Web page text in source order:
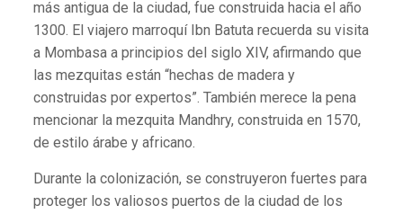
más antigua de la ciudad, fue construida hacia el año
1300. El viajero marroquí Ibn Batuta recuerda su visita
a Mombasa a principios del siglo XIV, afirmando que
las mezquitas están “hechas de madera y
construidas por expertos”. También merece la pena
mencionar la mezquita Mandhry, construida en 1570,
de estilo árabe y africano.
Durante la colonización, se construyeron fuertes para
proteger los valiosos puertos de la ciudad de los